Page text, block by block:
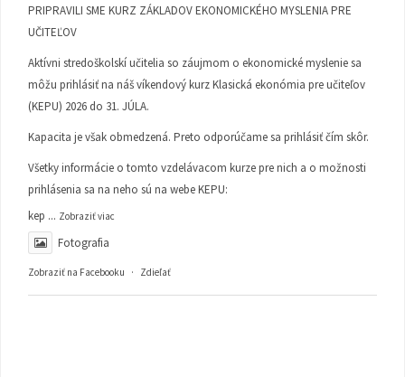
PRIPRAVILI SME KURZ ZÁKLADOV EKONOMICKÉHO MYSLENIA PRE
UČITEĽOV
Aktívni stredoškolskí učitelia so záujmom o ekonomické myslenie sa
môžu prihlásiť na náš víkendový kurz Klasická ekonómia pre učiteľov
(KEPU) 2026 do 31. JÚLA.
Kapacita je však obmedzená. Preto odporúčame sa prihlásiť čím skôr.
Všetky informácie o tomto vzdelávacom kurze pre nich a o možnosti
prihlásenia sa na neho sú na webe KEPU:
kep ... Zobraziť viac
Fotografia
Zobraziť na Facebooku · Zdieľať